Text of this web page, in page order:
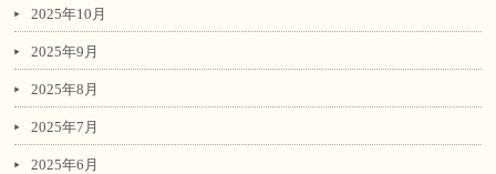
2025年10月
2025年9月
2025年8月
2025年7月
2025年6月